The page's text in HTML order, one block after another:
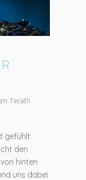
Terath
gefühlt
den
hinten
uns dabei